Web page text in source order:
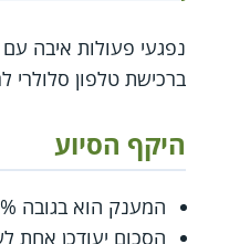
ברכישת טלפון סלולרי
היקף הסיוע
המענק הוא בגובה 50% מעלות הרכישה וההתקנה, ולא יותר מ–1,298 ₪ (נכון ל-01.01.2002).
הסכום יעודכן אחת